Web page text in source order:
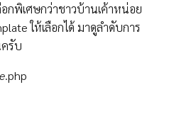
กพิเศษกว่าชาวบ้านเค้าหน่อย
ให้เลือกได้ มาดูลำดับการ
ครับ
.php